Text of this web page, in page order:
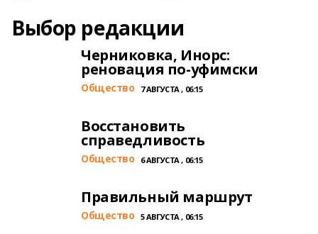
Выбор редакции
Черниковка, Инорс:
реновация по-уфимски
Общество 7 АВГУСТА , 06:15
Восстановить
справедливость
Общество 6 АВГУСТА , 06:15
Правильный маршрут
Общество 5 АВГУСТА , 06:15